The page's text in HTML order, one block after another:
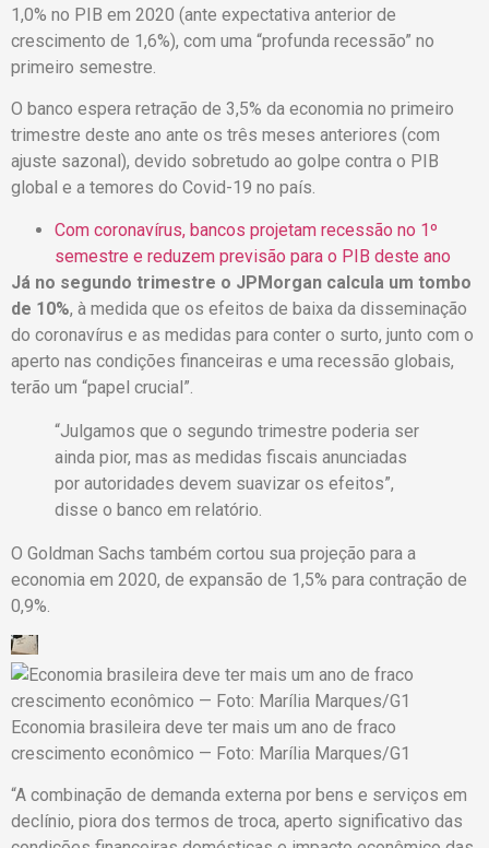
1,0% no PIB em 2020 (ante expectativa anterior de
crescimento de 1,6%), com uma “profunda recessão” no
primeiro semestre.
O banco espera retração de 3,5% da economia no primeiro
trimestre deste ano ante os três meses anteriores (com
ajuste sazonal), devido sobretudo ao golpe contra o PIB
global e a temores do Covid-19 no país.
Com coronavírus, bancos projetam recessão no 1º
semestre e reduzem previsão para o PIB deste ano
Já no segundo trimestre o JPMorgan calcula um tombo
de 10%, à medida que os efeitos de baixa da disseminação
do coronavírus e as medidas para conter o surto, junto com o
aperto nas condições financeiras e uma recessão globais,
terão um “papel crucial”.
“Julgamos que o segundo trimestre poderia ser
ainda pior, mas as medidas fiscais anunciadas
por autoridades devem suavizar os efeitos”,
disse o banco em relatório.
O Goldman Sachs também cortou sua projeção para a
economia em 2020, de expansão de 1,5% para contração de
0,9%.
Economia brasileira deve ter mais um ano de fraco
crescimento econômico — Foto: Marília Marques/G1
“A combinação de demanda externa por bens e serviços em
declínio, piora dos termos de troca, aperto significativo das